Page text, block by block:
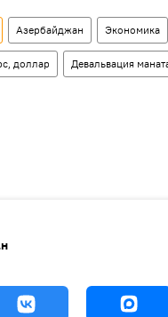
Азербайджан Экономика
доллар Девальвация